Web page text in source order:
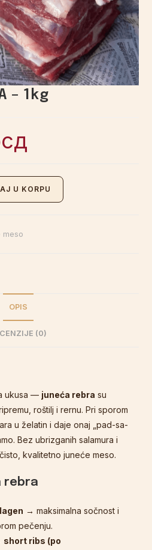
– 1kg
U KORPU
meso
OPIS
(0)
ukusa — juneća rebra su
roštilj i rernu. Pri sporom
u želatin i daje onaj „pad-sa-
Bez ubrizganih salamura i
kvalitetno juneće meso.
rebra
→ maksimalna sočnost i
pečenju.
short ribs (po